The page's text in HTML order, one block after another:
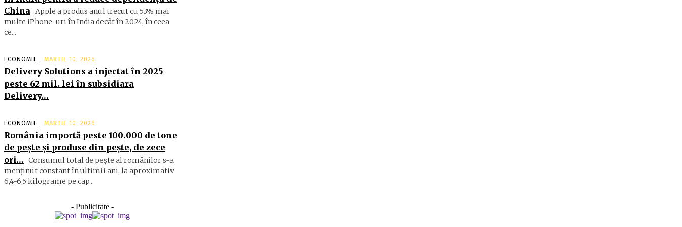
China Apple a produs anul trecut cu 53% mai
multe iPhone-uri în India decât în 2024, în ceea
ce...
ECONOMIE MARTIE 10, 2026
Delivery Solutions a injectat în 2025
peste 62 mil. lei în subsidiara
Delivery…
ECONOMIE MARTIE 10, 2026
România importă peste 100.000 de tone
de peşte şi produse din peşte, de zece
ori… Consumul total de peşte al ro­mâ­nilor s-a
menţinut constant în ul­timii ani, la aproximativ
6,4-6,5 ki­lograme pe cap...
- Publicitate -